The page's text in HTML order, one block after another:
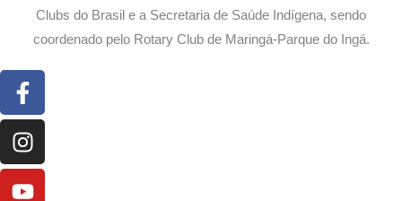
Clubs do Brasil e a Secretaria de Saúde Indígena, sendo
coordenado pelo Rotary Club de Maringá-Parque do Ingá.
Facebook-
f
Instagram
Youtube